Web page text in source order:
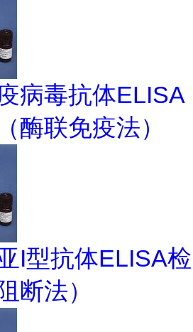
病毒抗体ELISA
酶联免疫法）
I型抗体ELISA检
断法）